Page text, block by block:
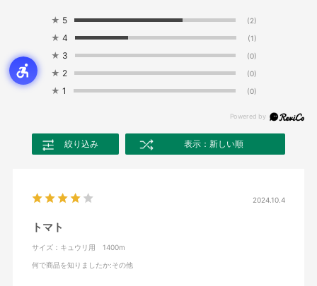
★ 5 (2)
★ 4 (1)
★ 3 (0)
★ 2 (0)
★ 1 (0)
絞り込み 表示：新しい順
2024.10.4
トマト
サイズ：キュウリ用 1400m
何で商品を知りましたか:その他